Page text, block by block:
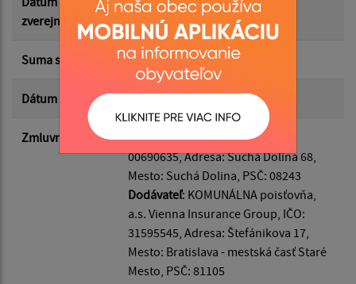
Filtrovať Reset
zverejnenia
Suma s DPH* 10.00 €
Dátum uzavretia 08.01.2026
Zmluvná strana Odberateľ: Suchá Dolina, IČO:
00690635, Adresa: Suchá Dolina 68,
Mesto: Suchá Dolina, PSČ: 08243
Dodávateľ: KOMUNÁLNA poisťovňa,
a.s. Vienna Insurance Group, IČO:
31595545, Adresa: Štefánikova 17,
Mesto: Bratislava - mestská časť Staré
Mesto, PSČ: 81105